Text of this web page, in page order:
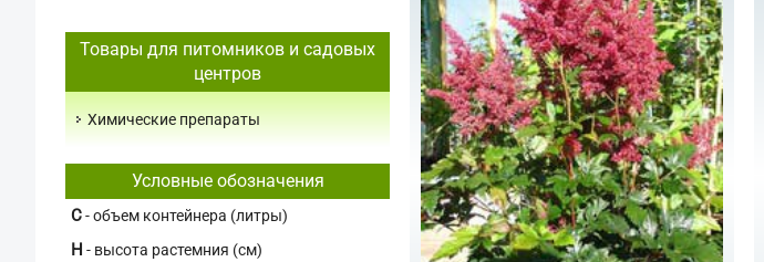
Товары для питомников и садовых
центров
Химические препараты
Условные обозначения
C- объем контейнера (литры)
H - высота растемния (см)